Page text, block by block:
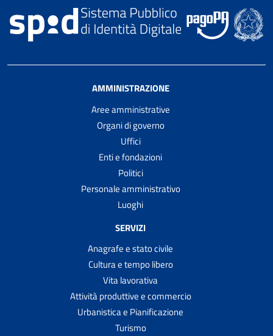
AMMINISTRAZIONE
Aree amministrative
Organi di governo
Uffici
Enti e fondazioni
Politici
Personale amministrativo
Luoghi
SERVIZI
Anagrafe e stato civile
Cultura e tempo libero
Vita lavorativa
Attività produttive e commercio
Urbanistica e Pianificazione
Turismo